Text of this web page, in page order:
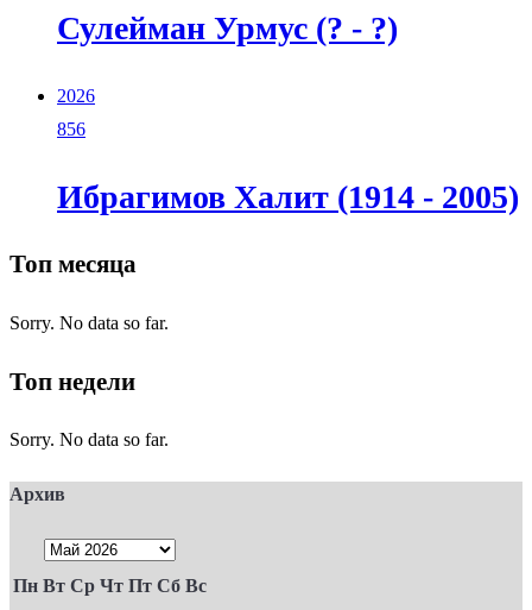
Сулейман Урмус (? - ?)
2026
856
Ибрагимов Халит (1914 - 2005)
Топ месяца
Sorry. No data so far.
Топ недели
Sorry. No data so far.
Архив
Пн Вт Ср Чт Пт Сб Вс